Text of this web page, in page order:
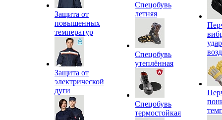
Защита от
повышенных
температур
Защита от
электрической
дуги
Спецобувь
летняя
Спецобувь
утеплённая
Спецобувь
термостойкая